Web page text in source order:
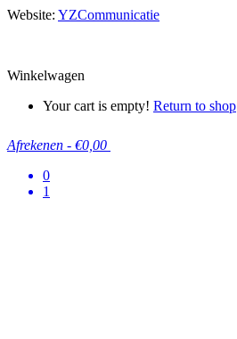
Website: YZCommunicatie
Winkelwagen
Your cart is empty! Return to shop
Afrekenen - €0,00
0
1